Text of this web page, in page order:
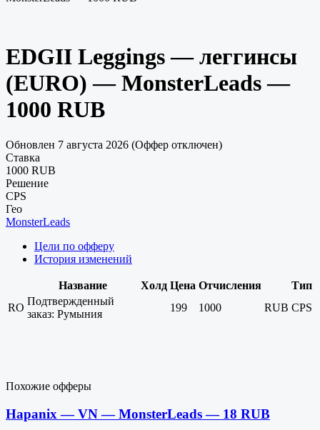
EDGII Leggings — леггинсы
(EURO) — MonsterLeads —
1000 RUB
Обновлен 7 августа 2026 (Оффер отключен)
Ставка
1000 RUB
Решение
CPS
Гео
MonsterLeads
Цели по офферу
История изменений
Название Холд Цена Отчисления
Тип
RO
Подтвержденный
заказ: Румыния
199 1000 RUB CPS
Похожие офферы
Hapanix — VN — MonsterLeads — 18 RUB